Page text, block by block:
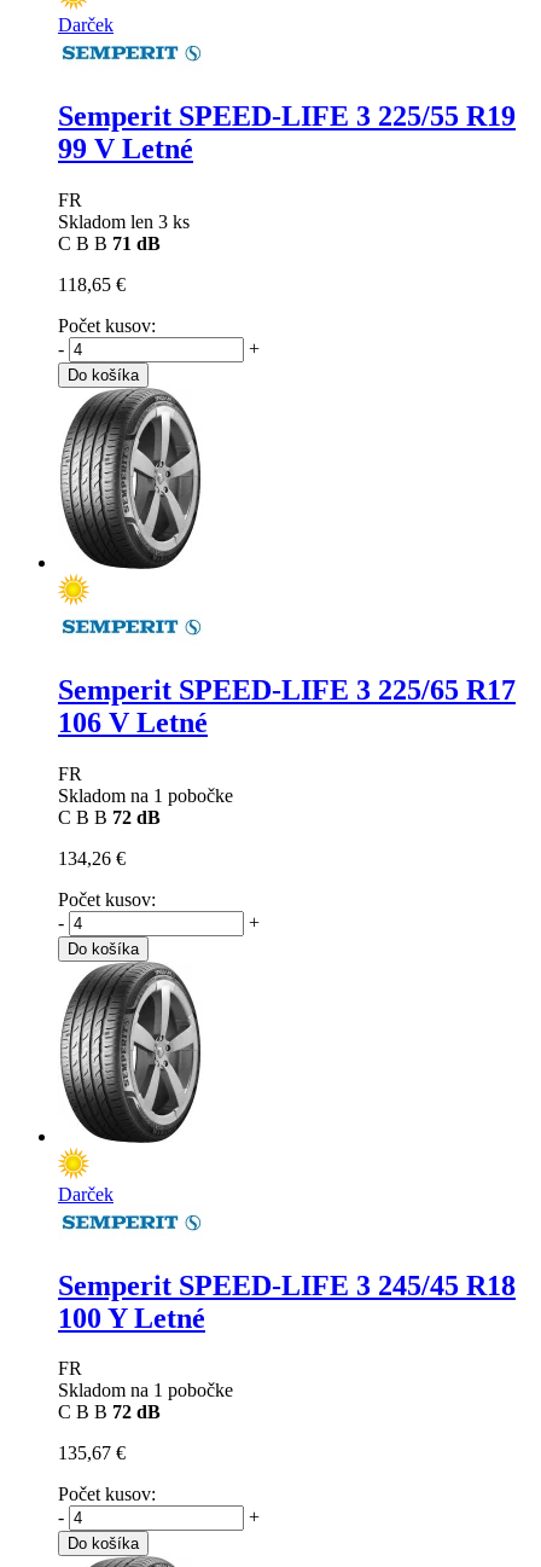
Darček
Semperit SPEED-LIFE 3 225/55 R19
99 V Letné
FR
Skladom len 3 ks
C B B 71 dB
118,65 €
Počet kusov:
-
+
Do košíka
Semperit SPEED-LIFE 3 225/65 R17
106 V Letné
FR
Skladom na 1 pobočke
C B B 72 dB
134,26 €
Počet kusov:
-
+
Do košíka
Darček
Semperit SPEED-LIFE 3 245/45 R18
100 Y Letné
FR
Skladom na 1 pobočke
C B B 72 dB
135,67 €
Počet kusov:
-
+
Do košíka